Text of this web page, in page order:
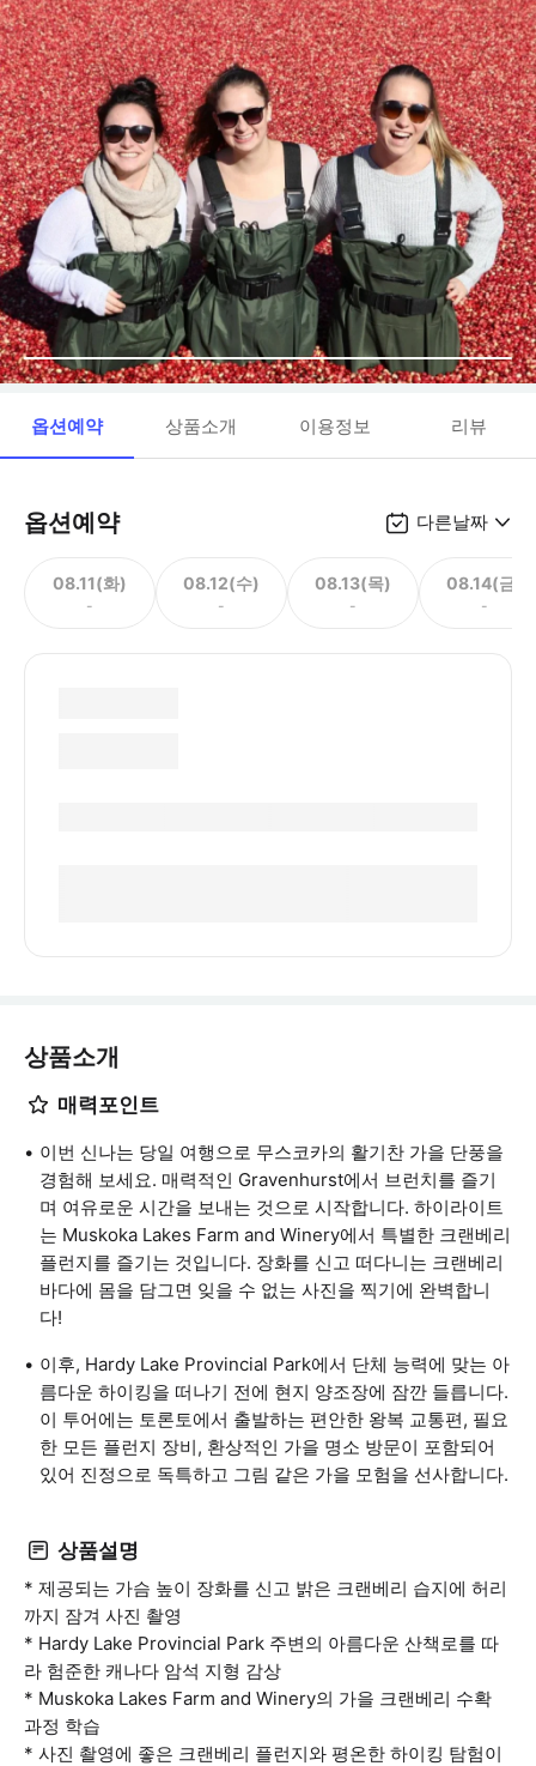
옵션예약 상품소개 이용정보 리뷰
옵션예약 다른날짜
08.11(화)
-
08.12(수)
-
08.13(목)
-
08.14(금)
-
상품소개
매력포인트
이번 신나는 당일 여행으로 무스코카의 활기찬 가을 단풍을
경험해 보세요. 매력적인 Gravenhurst에서 브런치를 즐기
며 여유로운 시간을 보내는 것으로 시작합니다. 하이라이트
는 Muskoka Lakes Farm and Winery에서 특별한 크랜베리
플런지를 즐기는 것입니다. 장화를 신고 떠다니는 크랜베리
바다에 몸을 담그면 잊을 수 없는 사진을 찍기에 완벽합니
다!
이후, Hardy Lake Provincial Park에서 단체 능력에 맞는 아
름다운 하이킹을 떠나기 전에 현지 양조장에 잠깐 들릅니다.
이 투어에는 토론토에서 출발하는 편안한 왕복 교통편, 필요
한 모든 플런지 장비, 환상적인 가을 명소 방문이 포함되어
있어 진정으로 독특하고 그림 같은 가을 모험을 선사합니다.
상품설명
* 제공되는 가슴 높이 장화를 신고 밝은 크랜베리 습지에 허리
까지 잠겨 사진 촬영
* Hardy Lake Provincial Park 주변의 아름다운 산책로를 따
라 험준한 캐나다 암석 지형 감상
* Muskoka Lakes Farm and Winery의 가을 크랜베리 수확
과정 학습
* 사진 촬영에 좋은 크랜베리 플런지와 평온한 하이킹 탐험이